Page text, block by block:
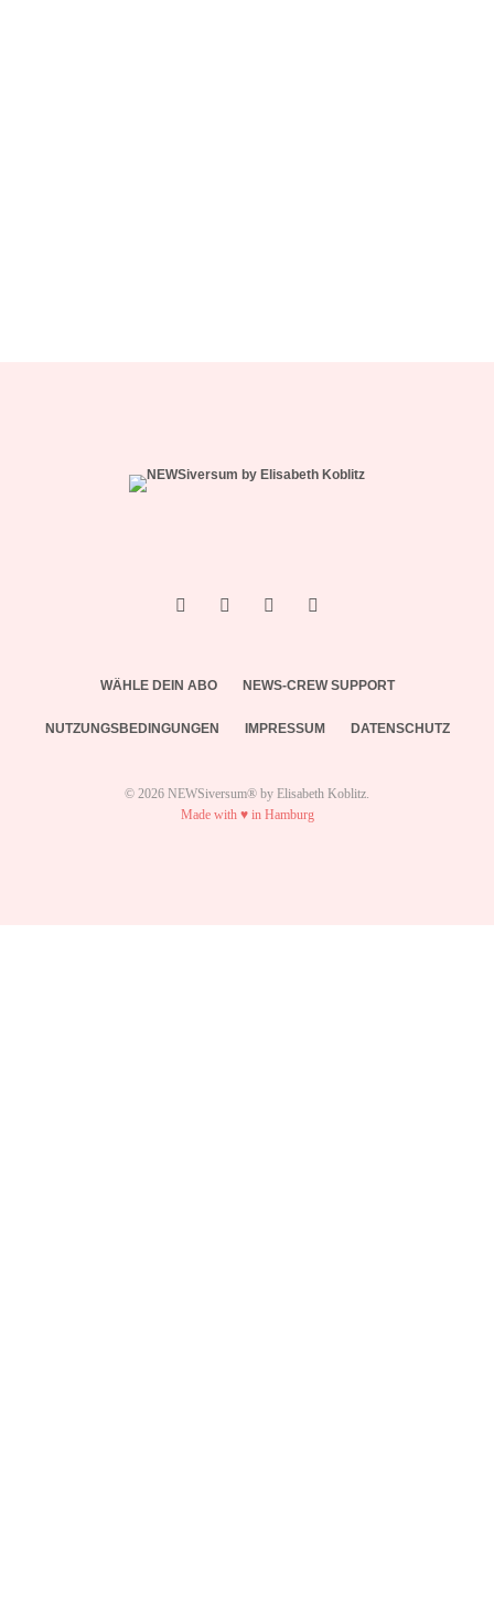
WÄHLE DEIN ABO NEWS-CREW SUPPORT
NUTZUNGSBEDINGUNGEN IMPRESSUM DATENSCHUTZ
© 2026 NEWSiversum® by Elisabeth Koblitz.
Made with ♥ in Hamburg